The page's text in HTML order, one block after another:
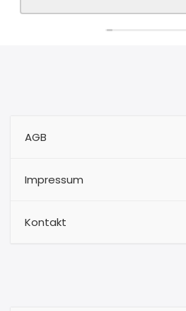
AGB
Impressum
Kontakt